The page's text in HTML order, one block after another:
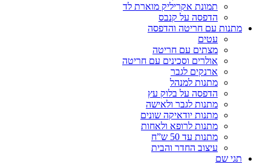
תמונת אקריליק מוארת לד
הדפסה על קנבס
מתנות עם חריטה והדפסה
עטים
מצתים עם חריטה
אולרים וסכינים עם חריטה
ארנקים לגבר
מתנות למנהל
הדפסה על בלוק עץ
מתנות לגבר ולאישה
מתנות יודאיקה שונים
מתנות לרופא ולאחות
מתנות עד 50 ש”ח
עיצוב החדר והבית
תגי שם